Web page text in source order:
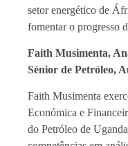
setor energético de
fomentar o progresso
Faith Musimenta,
Sénior de Petróleo,
Faith Musimenta
Económica e
do Petróleo de